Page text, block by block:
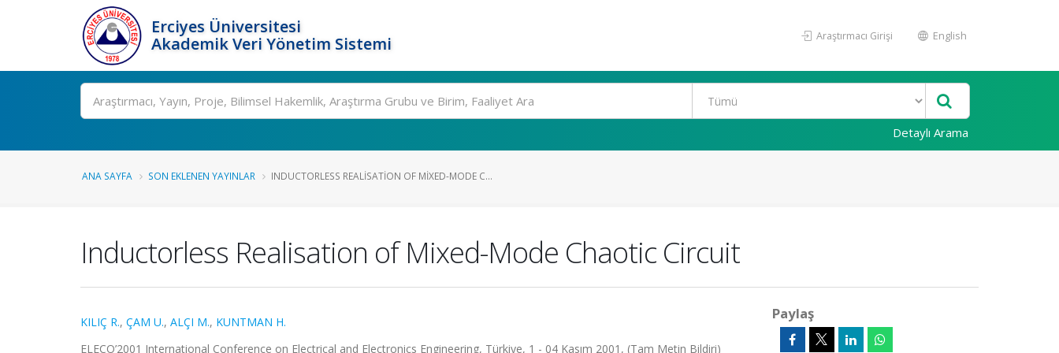
Erciyes Üniversitesi
Akademik Veri Yönetim Sistemi
Araştırmacı Girişi English
Ara
Detaylı Arama
ANA SAYFA SON EKLENEN YAYINLAR INDUCTORLESS REALISATION OF MIXED-MODE C...
Inductorless Realisation of Mixed-Mode Chaotic Circuit
KILIÇ R., ÇAM U., ALÇI M., KUNTMAN H.
ELECO’2001 International Conference on Electrical and Electronics Engineering, Türkiye, 1 - 04 Kasım 2001, (Tam Metin Bildiri)
Paylaş